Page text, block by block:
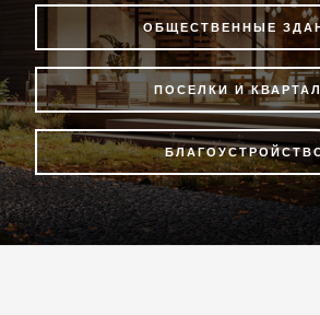
ОБЩЕСТВЕННЫЕ
ПОСЕЛКИ И